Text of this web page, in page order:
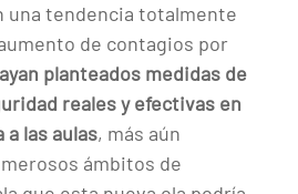
una tendencia totalmente
de contagios por
planteados medidas de
reales y efectivas en
a las aulas, más aún
ámbitos de